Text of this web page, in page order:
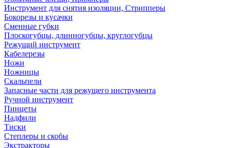
Инструмент для снятия изоляции, Стрипперы
Бокорезы и кусачки
Сменные губки
Плоскогубцы, длинногубцы, круглогубцы
Режущий инструмент
Кабелерезы
Ножи
Ножницы
Скальпели
Запасные части для режущего инструмента
Ручной инструмент
Пинцеты
Надфили
Тиски
Степлеры и скобы
Экстракторы